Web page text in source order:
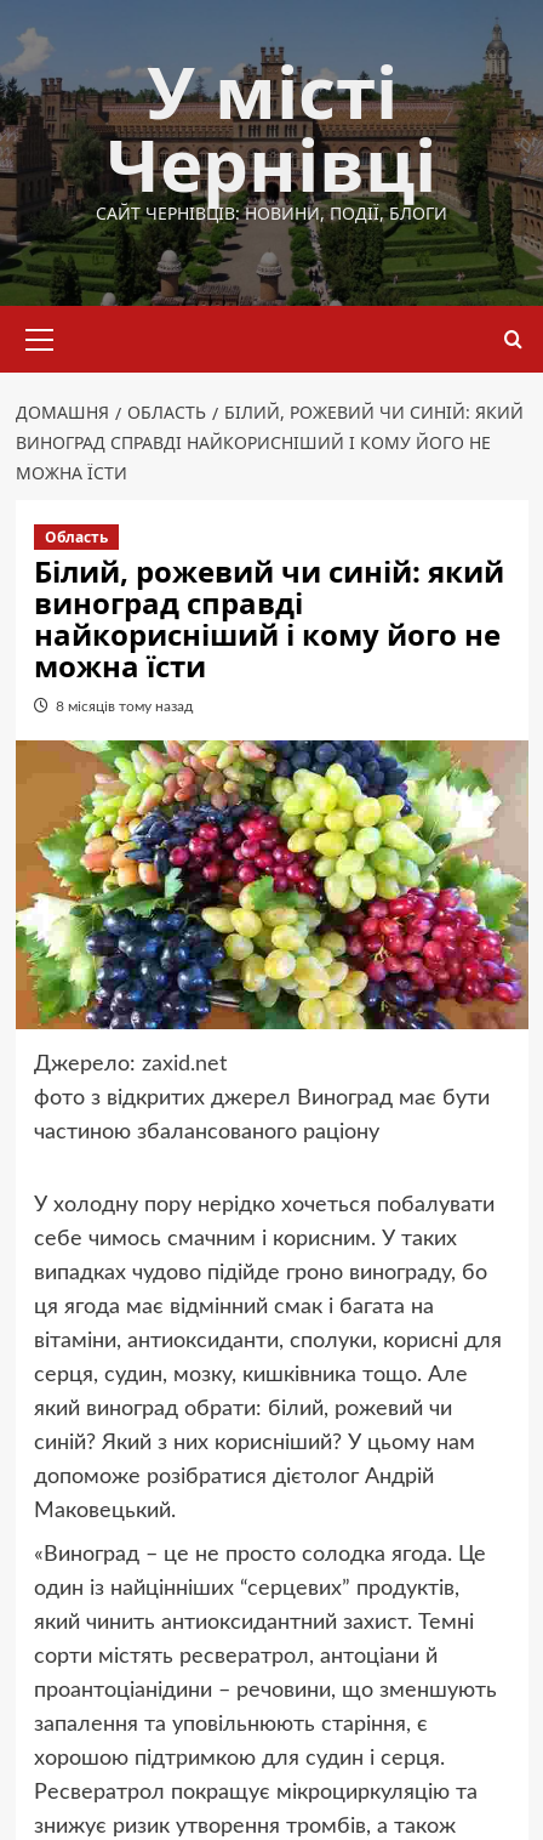
до
вмісту
У місті
Чернівці
САЙТ ЧЕРНІВЦІВ: НОВИНИ, ПОДІЇ, БЛОГИ
меню
ДОМАШНЯ ОБЛАСТЬ
БІЛИЙ, РОЖЕВИЙ ЧИ СИНІЙ: ЯКИЙ
ВИНОГРАД СПРАВДІ НАЙКОРИСНІШИЙ І КОМУ ЙОГО НЕ
МОЖНА ЇСТИ
Область
Білий, рожевий чи синій: який
виноград справді
найкорисніший і кому його не
можна їсти
8 місяців тому назад
Джерело: zaxid.net
фото з відкритих джерел Виноград має бути
частиною збалансованого раціону
У холодну пору нерідко хочеться побалувати
себе чимось смачним і корисним. У таких
випадках чудово підійде гроно винограду, бо
ця ягода має відмінний смак і багата на
вітаміни, антиоксиданти, сполуки, корисні для
серця, судин, мозку, кишківника тощо. Але
який виноград обрати: білий, рожевий чи
синій? Який з них корисніший? У цьому нам
допоможе розібратися дієтолог Андрій
Маковецький.
«Виноград – це не просто солодка ягода. Це
один із найцінніших “серцевих” продуктів,
який чинить антиоксидантний захист. Темні
сорти містять ресвератрол, антоціани й
проантоціанідини – речовини, що зменшують
запалення та уповільнюють старіння, є
хорошою підтримкою для судин і серця.
Ресвератрол покращує мікроциркуляцію та
знижує ризик утворення тромбів, а також